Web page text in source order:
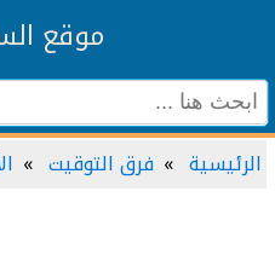
موقع
الرئيسية فرق التوقيت